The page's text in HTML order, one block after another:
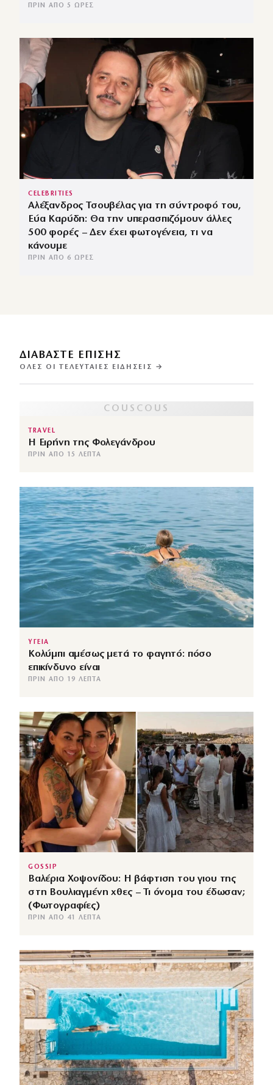
ΠΡΙΝ ΑΠΌ 5 ΏΡΕΣ
CELEBRITIES
Αλέξανδρος Τσουβέλας για τη σύντροφό του,
Εύα Καρύδη: Θα την υπερασπιζόμουν άλλες
500 φορές – Δεν έχει φωτογένεια, τι να
κάνουμε
ΠΡΙΝ ΑΠΌ 6 ΏΡΕΣ
ΔΙΑΒΑΣΤΕ ΕΠΙΣΗΣ
ΌΛΕΣ ΟΙ ΤΕΛΕΥΤΑΊΕΣ ΕΙΔΉΣΕΙΣ →
TRAVEL
Η Ειρήνη της Φολεγάνδρου
ΠΡΙΝ ΑΠΌ 15 ΛΕΠΤΆ
ΥΓΕΙΑ
Κολύμπι αμέσως μετά το φαγητό: πόσο
επικίνδυνο είναι
ΠΡΙΝ ΑΠΌ 19 ΛΕΠΤΆ
GOSSIP
Βαλέρια Χοψονίδου: Η βάφτιση του γιου της
στη Βουλιαγμένη χθες – Τι όνομα του έδωσαν;
(Φωτογραφίες)
ΠΡΙΝ ΑΠΌ 41 ΛΕΠΤΆ